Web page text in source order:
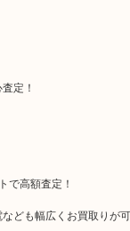
定！
で高額査定！
ども幅広くお買取りが